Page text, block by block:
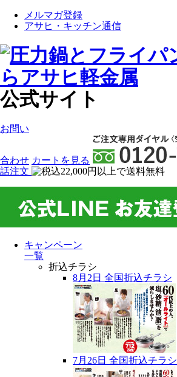
メルマガ登録
アサヒ・キッチン通信
公式サイト
お問い
合わせ カート を見る
話注文
キャンペーン
一覧
折込チラシ
8月2日 全国折込チラシ
7月26日 全国折込チラシ